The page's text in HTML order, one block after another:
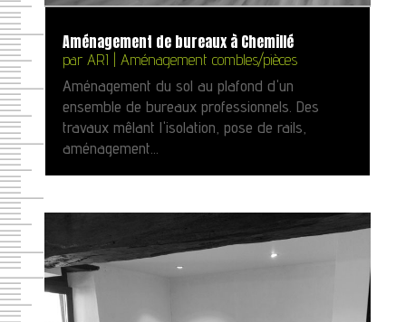
Aménagement de bureaux à Chemillé
par ARI
Aménagement combles/pièces
Aménagement du sol au plafond d'un
ensemble de bureaux professionnels. Des
travaux mêlant l'isolation, pose de rails,
aménagement...